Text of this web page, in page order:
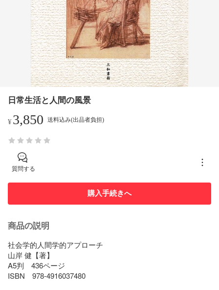
日常生活と人間の風景
¥3,850 送料込み(出品者負担)
質問する
購入手続きへ
商品の説明
社会学的人間学的アプローチ
山岸 健【著】
A5判　436ページ
ISBN　978-4916037480